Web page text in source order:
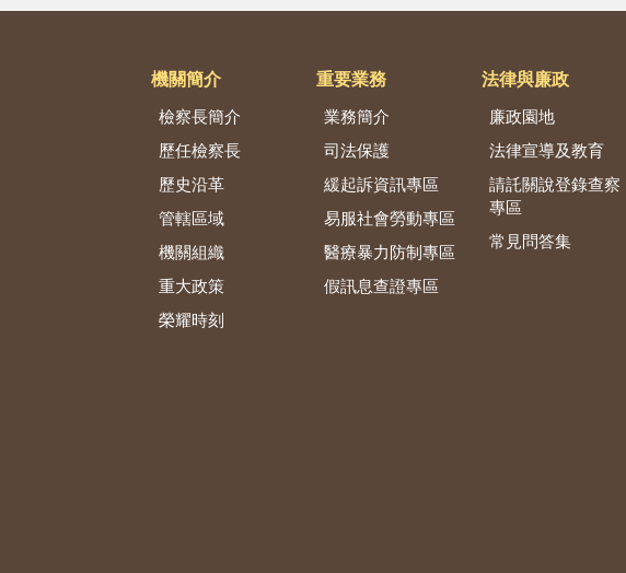
機關簡介
檢察長簡介
歷任檢察長
歷史沿革
管轄區域
機關組織
重大政策
榮耀時刻
重要業務
業務簡介
司法保護
緩起訴資訊專區
易服社會勞動專區
醫療暴力防制專區
假訊息查證專區
法律與廉政
廉政園地
法律宣導及教育
請託關說登錄查察
專區
常見問答集